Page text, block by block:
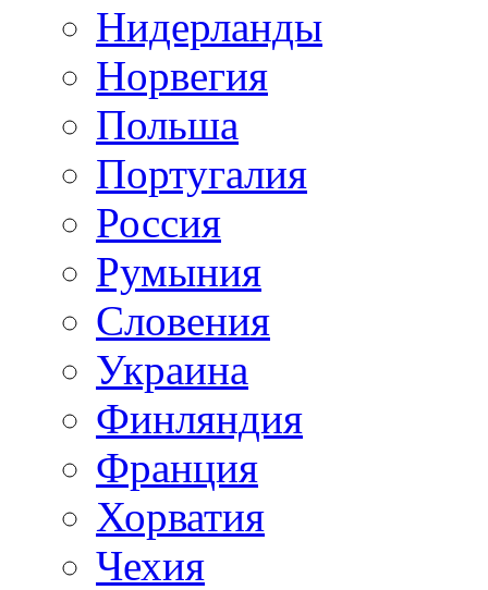
Нидерланды
Норвегия
Польша
Португалия
Россия
Румыния
Словения
Украина
Финляндия
Франция
Хорватия
Чехия